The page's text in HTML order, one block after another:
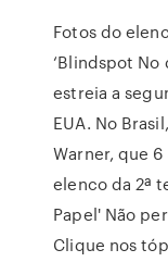
Fotos do
‘Blindspot
estreia a
EUA. No
Warner, que
elenco da 2ª
Papel' Não
Clique nos